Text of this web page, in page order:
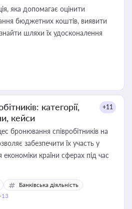
яка допомагає оцінити
бюджетних коштів, виявити
шляхи їх удосконалення
категорії,
кейси
+11
бронювання співробітників на
забезпечити їх участь у
країни сферах під час
Банківська діяльність